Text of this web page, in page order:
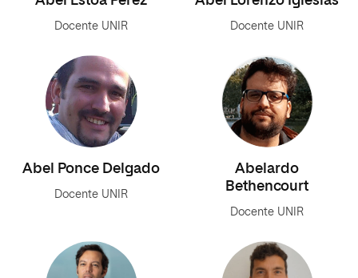
Docente UNIR Docente UNIR
Abel Ponce Delgado
Docente UNIR
Abelardo
Bethencourt
Docente UNIR